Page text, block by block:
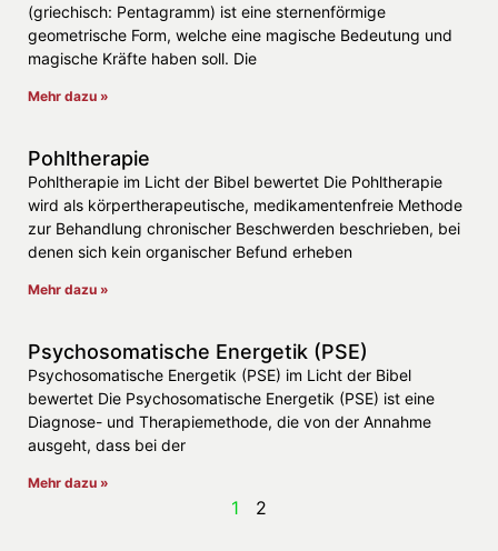
(griechisch: Pentagramm) ist eine sternenförmige
geometrische Form, welche eine magische Bedeutung und
magische Kräfte haben soll. Die
Mehr dazu »
Pohltherapie
Pohltherapie im Licht der Bibel bewertet Die Pohltherapie
wird als körpertherapeutische, medikamentenfreie Methode
zur Behandlung chronischer Beschwerden beschrieben, bei
denen sich kein organischer Befund erheben
Mehr dazu »
Psychosomatische Energetik (PSE)
Psychosomatische Energetik (PSE) im Licht der Bibel
bewertet Die Psychosomatische Energetik (PSE) ist eine
Diagnose- und Therapiemethode, die von der Annahme
ausgeht, dass bei der
Mehr dazu »
1 2